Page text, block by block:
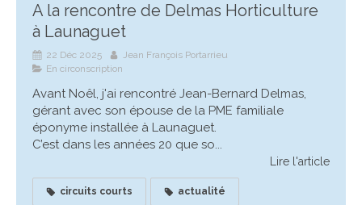
A la rencontre de Delmas Horticulture
à Launaguet
22 Déc 2025
Jean François Portarrieu
En circonscription
Avant Noêl, j'ai rencontré Jean-Bernard Delmas,
gérant avec son épouse de la PME familiale
éponyme installée à Launaguet.
C’est dans les années 20 que so...
Lire l'article
circuits courts actualité